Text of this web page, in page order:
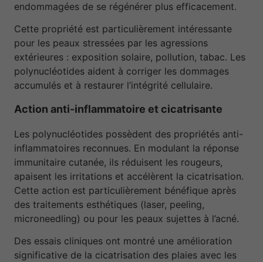
endommagées de se régénérer plus efficacement.
Cette propriété est particulièrement intéressante
pour les peaux stressées par les agressions
extérieures : exposition solaire, pollution, tabac. Les
polynucléotides aident à corriger les dommages
accumulés et à restaurer l’intégrité cellulaire.
Action anti-inflammatoire et cicatrisante
Les polynucléotides possèdent des propriétés anti-
inflammatoires reconnues. En modulant la réponse
immunitaire cutanée, ils réduisent les rougeurs,
apaisent les irritations et accélèrent la cicatrisation.
Cette action est particulièrement bénéfique après
des traitements esthétiques (laser, peeling,
microneedling) ou pour les peaux sujettes à l’acné.
Des essais cliniques ont montré une amélioration
significative de la cicatrisation des plaies avec les